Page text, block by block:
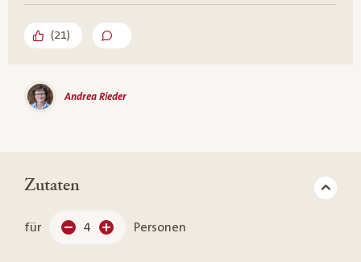
(21)
Andrea Rieder
Zutaten
für 4 Personen